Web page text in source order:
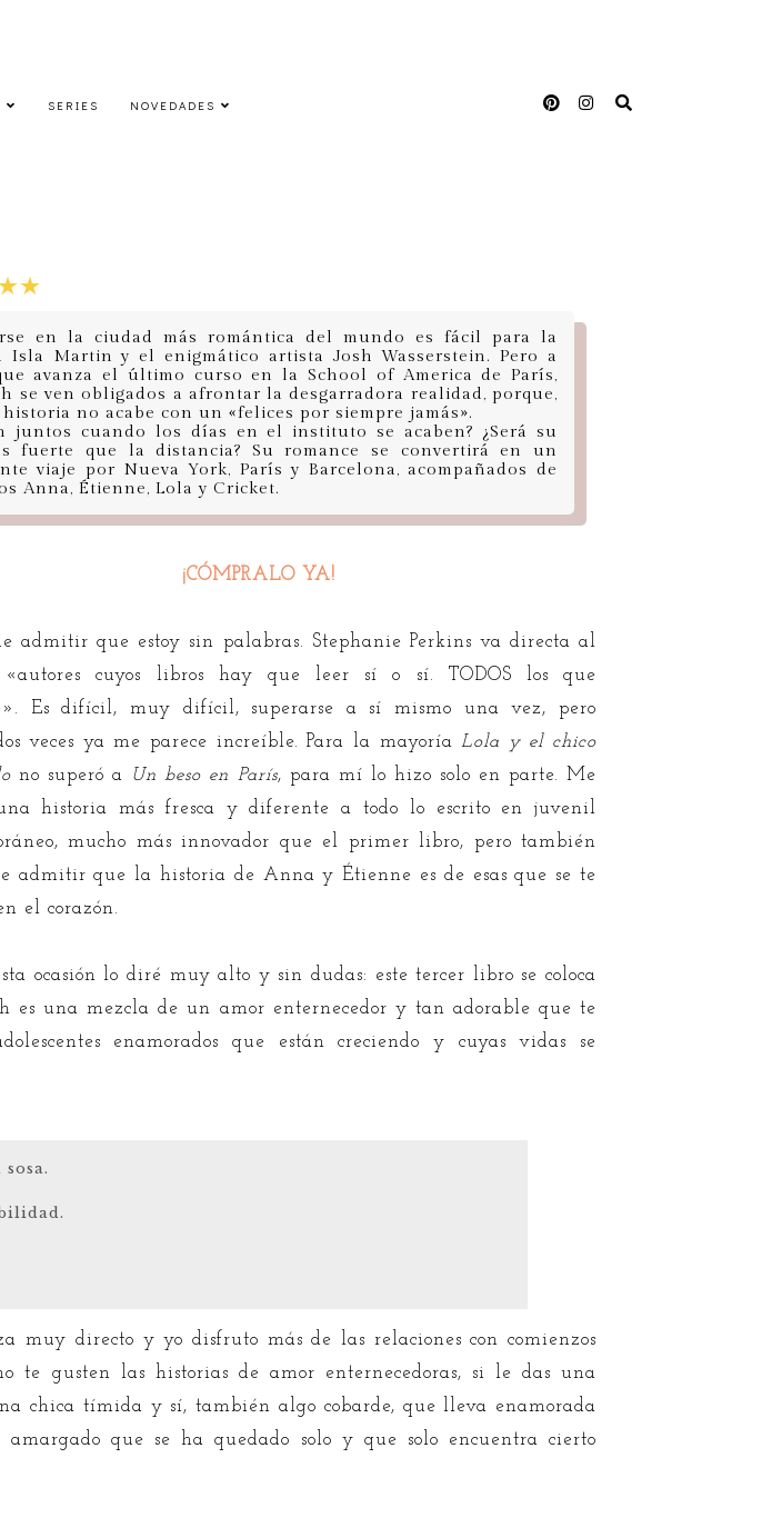
SERIES NOVEDADES
en la ciudad más romántica del mundo es fácil para la
Isla Martin y el enigmático artista Josh Wasserstein. Pero a
avanza el último curso en la School of America de París,
se ven obligados a afrontar la desgarradora realidad, porque,
no acabe con un «felices por siempre jamás».
juntos cuando los días en el instituto se acaben? ¿Será su
fuerte que la distancia? Su romance se convertirá en un
viaje por Nueva York, París y Barcelona, acompañados de
Anna, Étienne, Lola y Cricket.
¡CÓMPRALO YA!
admitir que estoy sin palabras. Stephanie Perkins va directa al
«autores cuyos libros hay que leer sí o sí. TODOS los que
Es difícil, muy difícil, superarse a sí mismo una vez, pero
veces ya me parece increíble. Para la mayoríaLola y el chico
no superó a Un beso en París, para mí lo hizo solo en parte. Me
historia más fresca y diferente a todo lo escrito en juvenil
mucho más innovador que el primer libro, pero también
admitir que la historia de Anna y Étienne es de esas que se te
el corazón.
ocasión lo diré muy alto y sin dudas: este tercer libro se coloca
una mezcla de un amor enternecedor y tan adorable que te
enamorados que están creciendo y cuyas vidas se
muy directo y yo disfruto más de las relaciones con comienzos
te gusten las historias de amor enternecedoras, si le das una
chica tímida y sí, también algo cobarde, que lleva enamorada
amargado que se ha quedado solo y que solo encuentra cierto